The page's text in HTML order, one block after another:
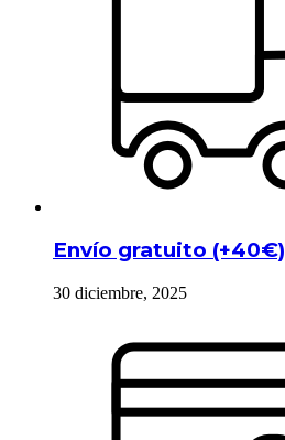
Envío gratuito (+40€)
30 diciembre, 2025